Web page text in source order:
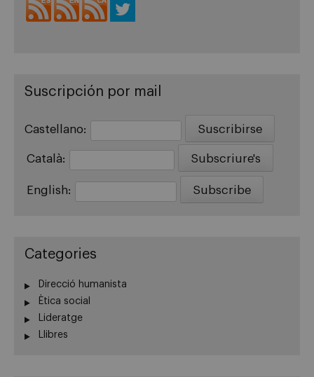
Suscripción por mail
Castellano:
Català:
English:
Categories
Direcció humanista
Ètica social
Lideratge
Llibres